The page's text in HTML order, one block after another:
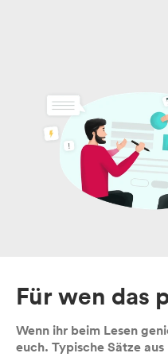
Für wen das
Wenn ihr beim Lesen
euch. Typische Sätze